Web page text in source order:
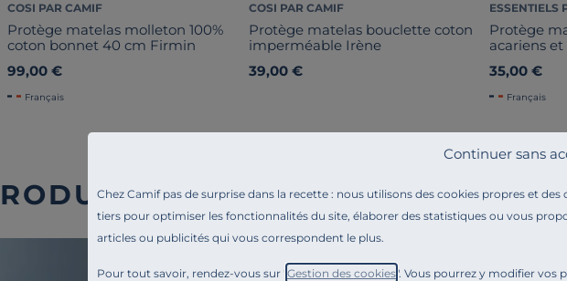
Chez Camif pas de surprise dans la recette : nous utilisons des cookies propres et des
tiers pour optimiser les fonctionnalités du site, élaborer des statistiques ou vous
articles ou publicités qui vous correspondent le plus.
Pour tout savoir, rendez-vous sur " Gestion des cookies". Vous pourrez y modifier vos
Continuer sans
COSI PAR CAMIF
Protège matelas molleton 100%
coton bonnet 40 cm Firmin
99,00 €
Français
COSI PAR CAMIF
Protège matelas bouclette coton
imperméable Irène
39,00 €
ESSENTIELS
Protège
acariens
35,00 €
Français
Référence : 100388853224
Protégez votre matelas avec douceur !